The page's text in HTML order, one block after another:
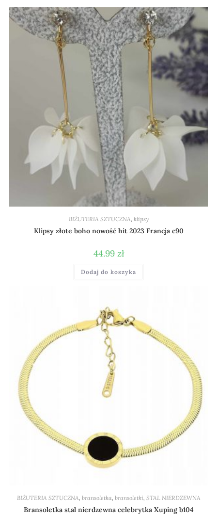
BIŻUTERIA SZTUCZNA klipsy
Klipsy złote boho nowość hit 2023 Francja c90
44.99 zł
Dodaj do koszyka
BIŻUTERIA SZTUCZNA, bransoletka, bransoletki, STAL NIERDZEWNA
Bransoletka stal nierdzewna celebrytka Xuping b104